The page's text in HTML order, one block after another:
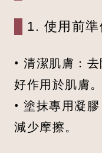
1. 使用前準
• 清潔肌膚：
好作用於肌膚。
• 塗抹專用凝
減少摩擦。